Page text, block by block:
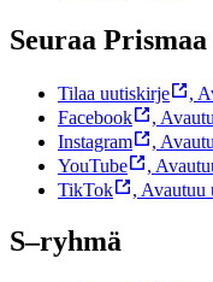
Seuraa Prismaa
Tilaa uutiskirje ,
Facebook
,
Instagram
,
YouTube
,
TikTok
, Avautuu
S–ryhmä